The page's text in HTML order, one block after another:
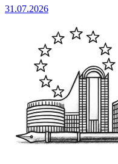
31.07.2026